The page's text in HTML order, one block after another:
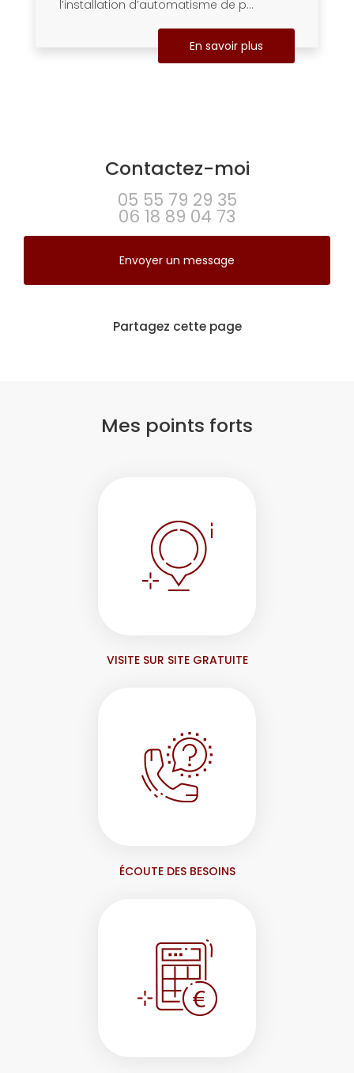
l’installation d’automatisme de p...
En savoir plus
Contactez-moi
05 55 79 29 35
06 18 89 04 73
Envoyer un message
Partagez cette page
Mes points forts
VISITE SUR SITE GRATUITE
ÉCOUTE DES BESOINS